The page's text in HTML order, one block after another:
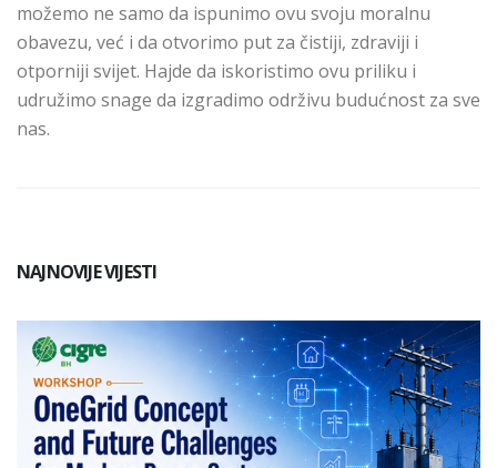
možemo ne samo da ispunimo ovu svoju moralnu
obavezu, već i da otvorimo put za čistiji, zdraviji i
otporniji svijet. Hajde da iskoristimo ovu priliku i
udružimo snage da izgradimo održivu budućnost za sve
nas.
NAJNOVIJE VIJESTI